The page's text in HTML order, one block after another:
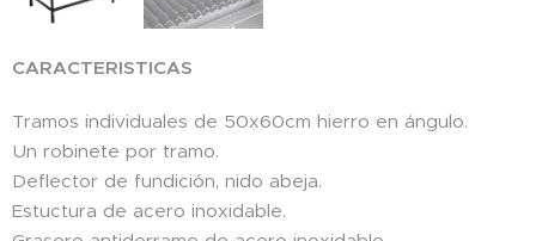
CARACTERISTICAS
Tramos individuales de 50x60cm hierro en ángulo.
Un robinete por tramo.
Deflector de fundición, nido abeja.
Estuctura de acero inoxidable.